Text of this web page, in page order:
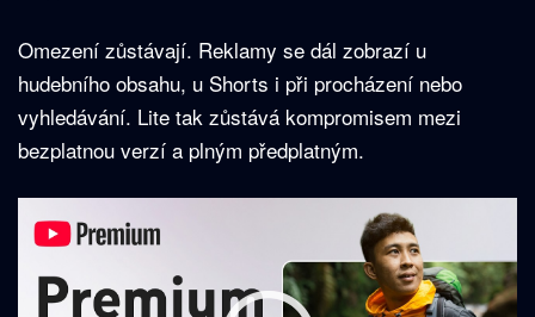
Omezení zůstávají. Reklamy se dál zobrazí u
hudebního obsahu, u Shorts i při procházení nebo
vyhledávání. Lite tak zůstává kompromisem mezi
bezplatnou verzí a plným předplatným.